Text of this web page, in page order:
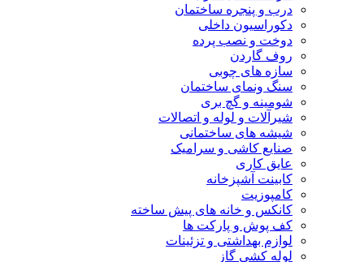
درب و پنجره ساختمان
دکوراسیون داخلی
دوخت و نصب پرده
روف گاردن
سازه های چوبی
سنگ ونمای ساختمان
شومینه و گچ بری
شیرآلات و لوله و اتصالات
شیشه های ساختمانی
صنایع کاشی و سرامیک
عایق کاری
کابینت آشپزخانه
کامپوزیت
کانکس و خانه های پیش ساخته
کف پوش و پارکت ها
لوازم بهداشتی و تزئینات
لوله کشی گاز